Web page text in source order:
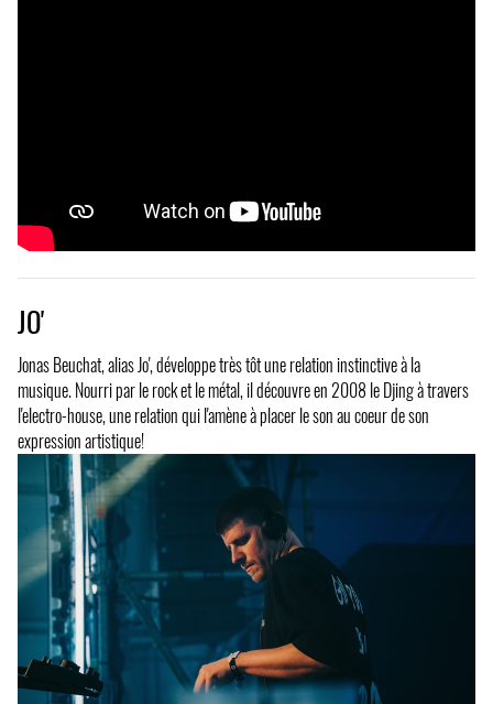
JO'
Jonas Beuchat, alias Jo', développe très tôt une relation instinctive à la
musique. Nourri par le rock et le métal, il découvre en 2008 le Djing à travers
l'electro-house, une relation qui l'amène à placer le son au coeur de son
expression artistique!